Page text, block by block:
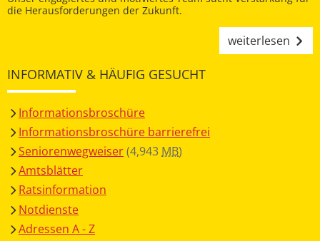
die Herausforderungen der Zukunft.
weiterlesen
INFORMATIV & HÄUFIG GESUCHT
Informationsbroschüre
Informationsbroschüre barrierefrei
Seniorenwegweiser(4,943 MB)
Amtsblätter
Ratsinformation
Notdienste
Adressen A - Z